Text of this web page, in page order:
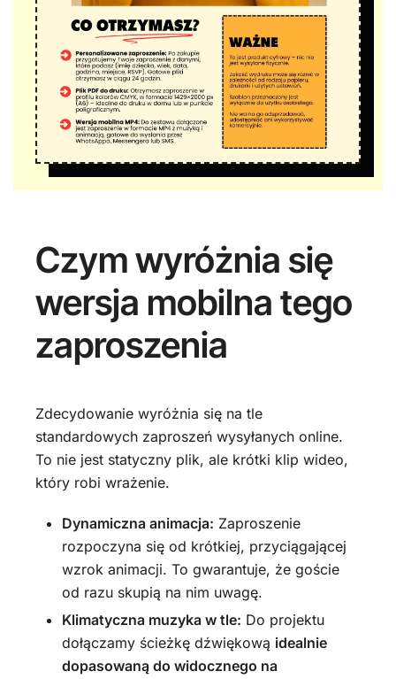
Czym wyróżnia się
wersja mobilna tego
zaproszenia
Zdecydowanie wyróżnia się na tle
standardowych zaproszeń wysyłanych online.
To nie jest statyczny plik, ale krótki klip wideo,
który robi wrażenie.
Dynamiczna animacja: Zaproszenie
rozpoczyna się od krótkiej, przyciągającej
wzrok animacji. To gwarantuje, że goście
od razu skupią na nim uwagę.
Klimatyczna muzyka w tle: Do projektu
dołączamy ścieżkę dźwiękową idealnie
dopasowaną do widocznego na